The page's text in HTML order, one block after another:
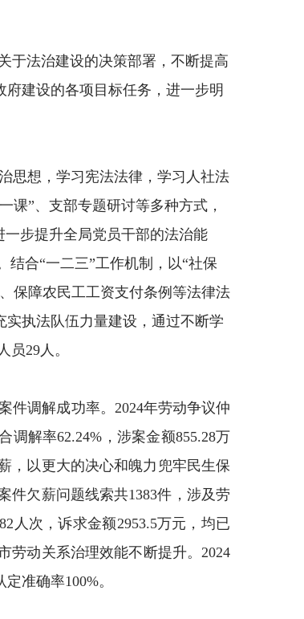
于法治建设的决策部署，不断提高
建设的各项目标任务，进一步明
思想，学习宪法法律，学习人社法
课”、支部专题研讨等多种方式，
步提升全局党员干部的法治能
结合“一二三”工作机制，以“社保
保障农民工工资支付条例等法律法
执法队伍力量建设，通过不断学
员29人 。
件调解成功率。 2024年劳动争议仲
调解率62.24% ，涉案金额855.28万
，以更大的决心和魄力兜牢民生保
件欠薪问题线索共1383件，涉及劳
人次，诉求金额2953.5万元，均已
劳动关系治理效能不断提升。2024
定准确率100%。